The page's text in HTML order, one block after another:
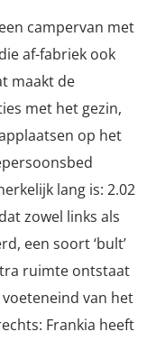
campervan met
af-fabriek ook
maakt de
met het gezin,
op het
lang is: 2.02
zowel links als
een soort ‘bult’
ruimte ontstaat
van het
Frankia heeft